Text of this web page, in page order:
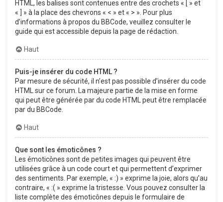
HTML, les balises sont contenues entre des crochets « [ » et
« ] » à la place des chevrons « < » et « > ». Pour plus
d’informations à propos du BBCode, veuillez consulter le
guide qui est accessible depuis la page de rédaction.
Haut
Puis-je insérer du code HTML ?
Par mesure de sécurité, il n’est pas possible d’insérer du code
HTML sur ce forum. La majeure partie de la mise en forme
qui peut être générée par du code HTML peut être remplacée
par du BBCode.
Haut
Que sont les émoticônes ?
Les émoticônes sont de petites images qui peuvent être
utilisées grâce à un code court et qui permettent d’exprimer
des sentiments. Par exemple, « :) » exprime la joie, alors qu’au
contraire, « :( » exprime la tristesse. Vous pouvez consulter la
liste complète des émoticônes depuis le formulaire de